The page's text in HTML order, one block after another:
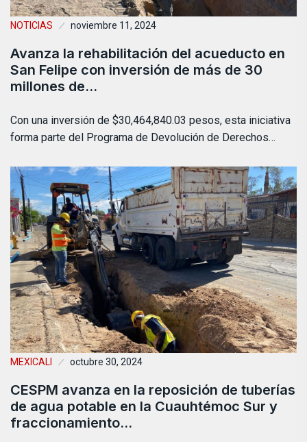
NOTICIAS noviembre 11, 2024
Avanza la rehabilitación del acueducto en
San Felipe con inversión de más de 30
millones de…
Con una inversión de $30,464,840.03 pesos, esta iniciativa
forma parte del Programa de Devolución de Derechos…
MEXICALI octubre 30, 2024
CESPM avanza en la reposición de tuberías
de agua potable en la Cuauhtémoc Sur y
fraccionamiento…